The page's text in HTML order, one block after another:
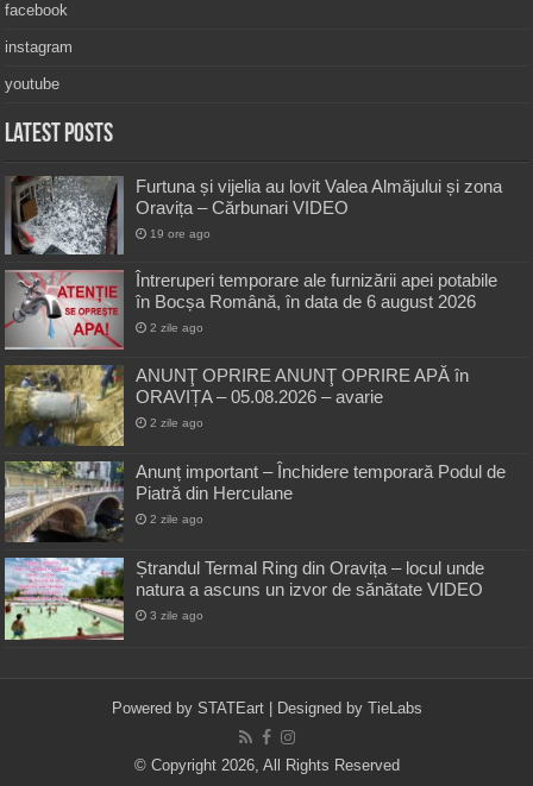
facebook
instagram
youtube
Latest Posts
Furtuna și vijelia au lovit Valea Almăjului și zona
Oravița – Cărbunari VIDEO
19 ore ago
Întreruperi temporare ale furnizării apei potabile
în Bocșa Română, în data de 6 august 2026
2 zile ago
ANUNŢ OPRIRE ANUNŢ OPRIRE APĂ în
ORAVIȚA – 05.08.2026 – avarie
2 zile ago
Anunț important – Închidere temporară Podul de
Piatră din Herculane
2 zile ago
Ștrandul Termal Ring din Oravița – locul unde
natura a ascuns un izvor de sănătate VIDEO
3 zile ago
Powered by STATEart| Designed by TieLabs
© Copyright 2026, All Rights Reserved